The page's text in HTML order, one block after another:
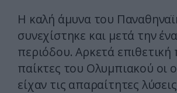
Η καλή άμυνα του
συνεχίστηκε και μετά την
περιόδου. Αρκετά
παίκτες του Ολυμπιακού οι
είχαν τις απαραίτητες